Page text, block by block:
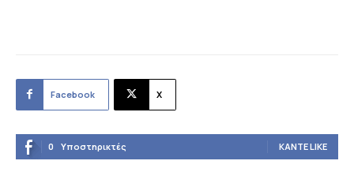
Facebook X
0 Υποστηρικτές ΚΆΝΤΕ LIKE